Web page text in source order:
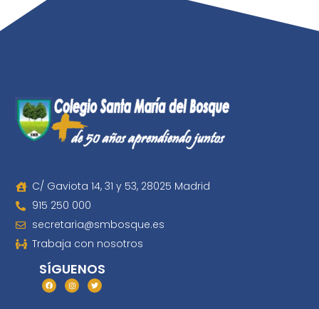
C/ Gaviota 14, 31 y 53, 28025 Madrid
915 250 000
secretaria@smbosque.es
Trabaja con nosotros
SÍGUENOS